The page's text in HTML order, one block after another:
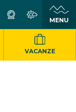
VACANZE